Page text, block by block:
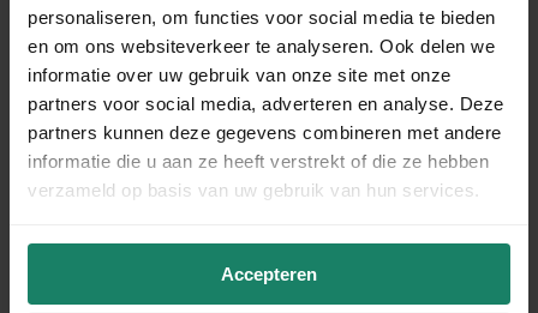
personaliseren, om functies voor social media te bieden
en om ons websiteverkeer te analyseren. Ook delen we
informatie over uw gebruik van onze site met onze
partners voor social media, adverteren en analyse. Deze
partners kunnen deze gegevens combineren met andere
informatie die u aan ze heeft verstrekt of die ze hebben
verzameld op basis van uw gebruik van hun services.
Accepteren